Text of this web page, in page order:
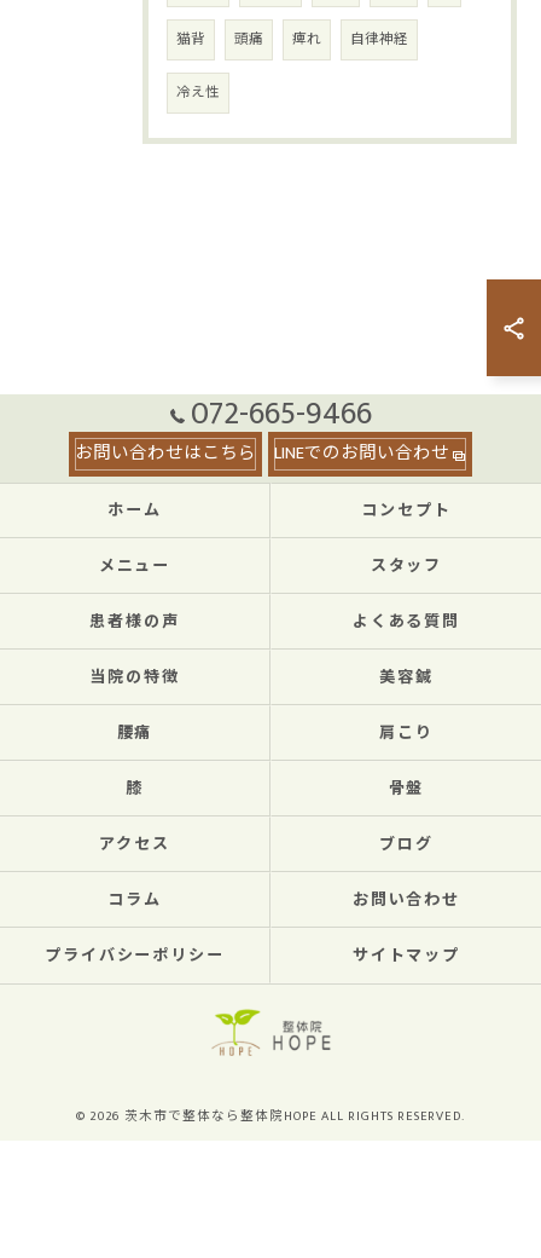
猫背 頭痛 痺れ 自律神経
冷え性
072-665-9466
お問い合わせはこちら LINEでのお問い合わせ
ホーム コンセプト
メニュー スタッフ
患者様の声 よくある質問
当院の特徴 美容鍼
腰痛 肩こり
膝 骨盤
アクセス ブログ
コラム お問い合わせ
プライバシーポリシー サイトマップ
© 2026 茨木市で整体なら整体院HOPE ALL RIGHTS RESERVED.